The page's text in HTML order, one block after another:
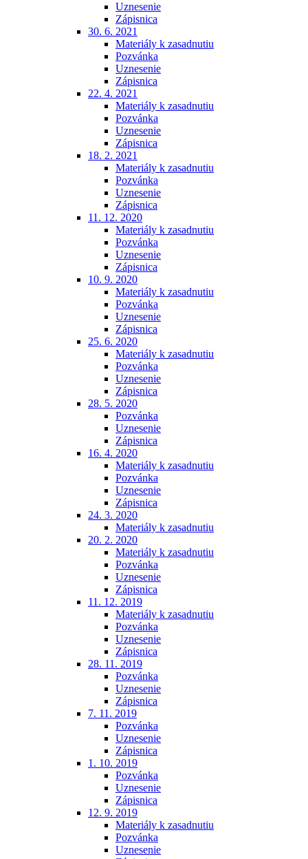
Uznesenie
Zápisnica
30. 6. 2021
Materiály k zasadnutiu
Pozvánka
Uznesenie
Zápisnica
22. 4. 2021
Materiály k zasadnutiu
Pozvánka
Uznesenie
Zápisnica
18. 2. 2021
Materiály k zasadnutiu
Pozvánka
Uznesenie
Zápisnica
11. 12. 2020
Materiály k zasadnutiu
Pozvánka
Uznesenie
Zápisnica
10. 9. 2020
Materiály k zasadnutiu
Pozvánka
Uznesenie
Zápisnica
25. 6. 2020
Materiály k zasadnutiu
Pozvánka
Uznesenie
Zápisnica
28. 5. 2020
Pozvánka
Uznesenie
Zápisnica
16. 4. 2020
Materiály k zasadnutiu
Pozvánka
Uznesenie
Zápisnica
24. 3. 2020
Materiály k zasadnutiu
20. 2. 2020
Materiály k zasadnutiu
Pozvánka
Uznesenie
Zápisnica
11. 12. 2019
Materiály k zasadnutiu
Pozvánka
Uznesenie
Zápisnica
28. 11. 2019
Pozvánka
Uznesenie
Zápisnica
7. 11. 2019
Pozvánka
Uznesenie
Zápisnica
1. 10. 2019
Pozvánka
Uznesenie
Zápisnica
12. 9. 2019
Materiály k zasadnutiu
Pozvánka
Uznesenie